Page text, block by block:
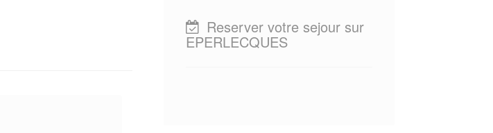
Reserver votre sejour sur
EPERLECQUES